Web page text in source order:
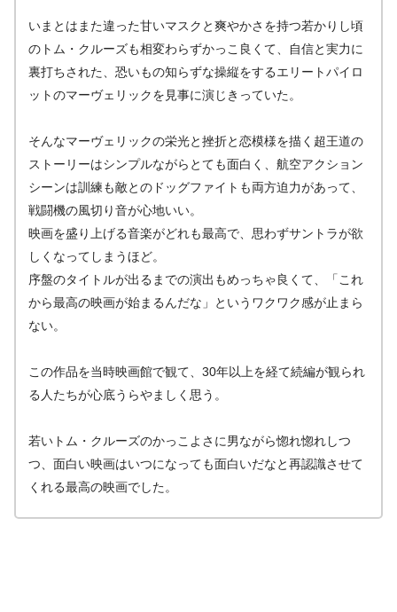
いまとはまた違った甘いマスクと爽やかさを持つ若かりし頃
のトム・クルーズも相変わらずかっこ良くて、自信と実力に
裏打ちされた、恐いもの知らずな操縦をするエリートパイロ
ットのマーヴェリックを見事に演じきっていた。
そんなマーヴェリックの栄光と挫折と恋模様を描く超王道の
ストーリーはシンプルながらとても面白く、航空アクション
シーンは訓練も敵とのドッグファイトも両方迫力があって、
戦闘機の風切り音が心地いい。
映画を盛り上げる音楽がどれも最高で、思わずサントラが欲
しくなってしまうほど。
序盤のタイトルが出るまでの演出もめっちゃ良くて、「これ
から最高の映画が始まるんだな」というワクワク感が止まら
ない。
この作品を当時映画館で観て、30年以上を経て続編が観られ
る人たちが心底うらやましく思う。
若いトム・クルーズのかっこよさに男ながら惚れ惚れしつ
つ、面白い映画はいつになっても面白いだなと再認識させて
くれる最高の映画でした。